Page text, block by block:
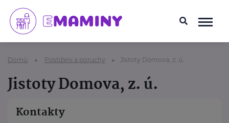
Domů Postižení a poruchy Jistoty Domova, z. ú.
Jistoty Domova, z. ú.
Kontakty